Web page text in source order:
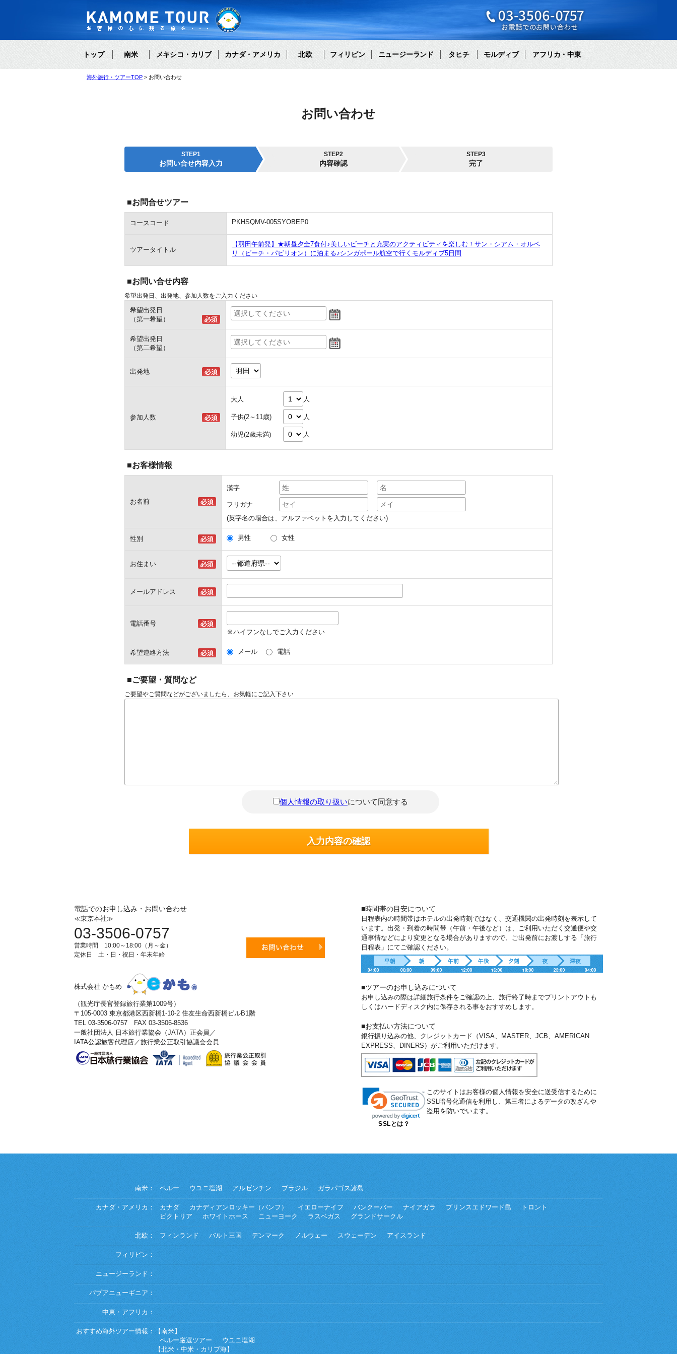
トップ 南米 メキシコ・カリブ カナダ・アメリカ 北欧 フィリピン ニュージーランド タヒチ モルディブ アフリカ・中東
海外旅行・ツアーTOP お問い合わせ
お問い合わせ
STEP1
お問い合せ内容入力
STEP2
内容確認
STEP3
完了
■お問合せツアー
コースコード PKHSQMV-005SYOBEP0
ツアータイトル
【羽田午前発】★朝昼夕全7食付♪美しいビーチと充実のアクティビティを楽しむ！サン・シアム・オルベ
リ（ビーチ・パビリオン）に泊まる♪シンガポール航空で行くモルディブ5日間
■お問い合せ内容
希望出発日、出発地、参加人数をご入力ください
希望出発日
（第一希望）
希望出発日
（第二希望）
出発地
参加人数
大人 人
子供(2～11歳) 人
幼児(2歳未満) 人
■お客様情報
お名前
漢字
フリガナ
(英字名の場合は、アルファベットを入力してください)
性別 男性 女性
お住まい
メールアドレス
電話番号
※ハイフンなしでご入力ください
希望連絡方法 メール 電話
■ご要望・質問など
ご要望やご質問などがございましたら、お気軽にご記入下さい
個人情報の取り扱いについて同意する
電話でのお申し込み・お問い合わせ
≪東京本社≫
03-3506-0757
営業時間 10:00～18:00（月～金）
定休日 土・日・祝日・年末年始
株式会社 かもめ
（観光庁長官登録旅行業第1009号）
〒105-0003 東京都港区西新橋1-10-2 住友生命西新橋ビルB1階
TEL 03-3506-0757 FAX 03-3506-8536
一般社団法人 日本旅行業協会（JATA）正会員／
IATA公認旅客代理店／旅行業公正取引協議会会員
■時間帯の目安について
日程表内の時間帯はホテルの出発時刻ではなく、交通機関の出発時刻を表示して
います。出発・到着の時間帯（午前・午後など）は、ご利用いただく交通便や交
通事情などにより変更となる場合がありますので、ご出発前にお渡しする「旅行
日程表」にてご確認ください。
■ツアーのお申し込みについて
お申し込みの際は詳細旅行条件をご確認の上、旅行終了時までプリントアウトも
しくはハードディスク内に保存される事をおすすめします。
■お支払い方法について
銀行振り込みの他、クレジットカード（VISA、MASTER、JCB、AMERICAN
EXPRESS、DINERS）がご利用いただけます。
SSLとは？
このサイトはお客様の個人情報を安全に送受信するために
SSL暗号化通信を利用し、第三者によるデータの改ざんや
盗用を防いでいます。
南米： ペルー ウユニ塩湖 アルゼンチン ブラジル ガラパゴス諸島
カナダ・アメリカ： カナダ カナディアンロッキー（バンフ） イエローナイフ バンクーバー ナイアガラ プリンスエドワード島
トロント
ビクトリア
ホワイトホース ニューヨーク ラスベガス グランドサークル
北欧： フィンランド バルト三国 デンマーク ノルウェー スウェーデン アイスランド
フィリピン：
ニュージーランド：
パプアニューギニア：
中東・アフリカ：
おすすめ海外ツアー情報：
【南米】
ペルー厳選ツアー
ウユニ塩湖
【北米・中米・カリブ海】